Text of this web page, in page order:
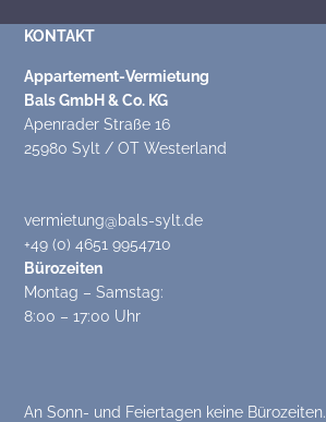
KONTAKT
Appartement-Vermietung
Bals GmbH & Co. KG
Apenrader Straße 16
25980 Sylt / OT Westerland
vermietung@bals-sylt.de
+49 (0) 4651 9954710
Bürozeiten
Montag – Samstag:
8:00 – 17:00 Uhr
An Sonn- und Feiertagen keine Bürozeiten.